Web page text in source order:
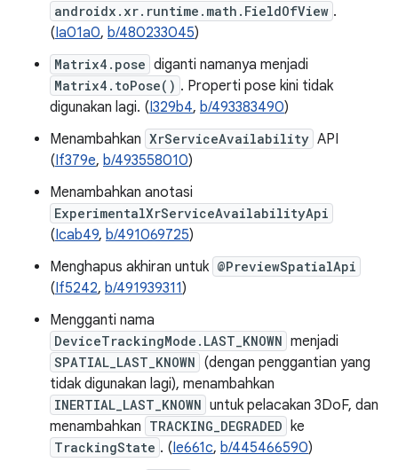
androidx.xr.runtime.math.FieldOfView .
(Ia01a0, b/480233045)
Matrix4.pose diganti namanya menjadi
Matrix4.toPose() . Properti pose kini tidak
digunakan lagi. (I329b4, b/493383490)
Menambahkan XrServiceAvailability API
(If379e, b/493558010)
Menambahkan anotasi
ExperimentalXrServiceAvailabilityApi
(Icab49, b/491069725)
Menghapus akhiran untuk @PreviewSpatialApi
(If5242, b/491939311)
Mengganti nama
DeviceTrackingMode.LAST_KNOWN menjadi
SPATIAL_LAST_KNOWN (dengan penggantian yang
tidak digunakan lagi), menambahkan
INERTIAL_LAST_KNOWN untuk pelacakan 3DoF, dan
menambahkan TRACKING_DEGRADED ke
TrackingState . (Ie661c, b/445466590)